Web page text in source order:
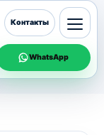
WhatsApp
Контакты